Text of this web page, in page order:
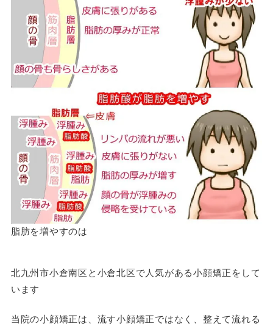
脂肪を増やすのは
北九州市小倉南区と小倉北区で人気がある小顔矯正をして
います
当院の小顔矯正は、流す小顔矯正ではなく、整えて流れる